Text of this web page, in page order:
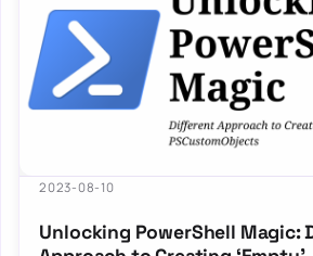
2023-08-10
Unlocking PowerShell Magic: